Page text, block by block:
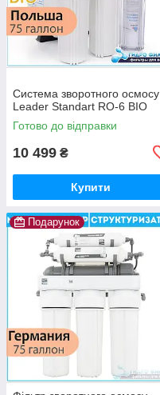
Система зворотного осмосу
Leader Standart RO-6 BIO
Готово до відправки
10 499 ₴
Купити
Подарунок